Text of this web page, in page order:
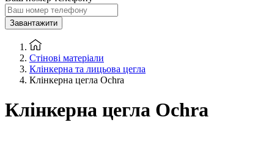
Завантажити
Стінові матеріали
Клінкерна та лицьова цегла
Клінкерна цегла Ochra
Клінкерна цегла Ochra